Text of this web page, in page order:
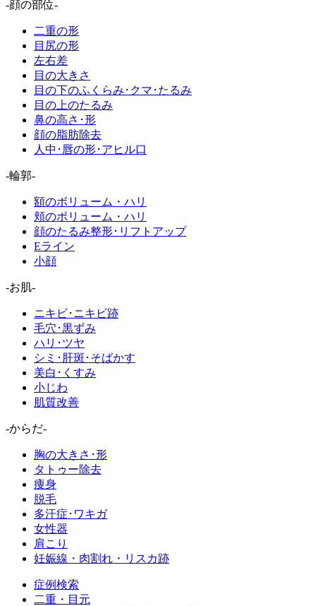
-顔の部位-
二重の形
目尻の形
左右差
目の大きさ
目の下のふくらみ･クマ･たるみ
目の上のたるみ
鼻の高さ･形
顔の脂肪除去
人中･唇の形･アヒル口
-輪郭-
額のボリューム・ハリ
頬のボリューム・ハリ
顔のたるみ整形･リフトアップ
Eライン
小顔
-お肌-
ニキビ･ニキビ跡
毛穴･黒ずみ
ハリ･ツヤ
シミ･肝斑･そばかす
美白･くすみ
小じわ
肌質改善
-からだ-
胸の大きさ･形
タトゥー除去
痩身
脱毛
多汗症･ワキガ
女性器
肩こり
妊娠線・肉割れ・リスカ跡
症例検索
二重・目元